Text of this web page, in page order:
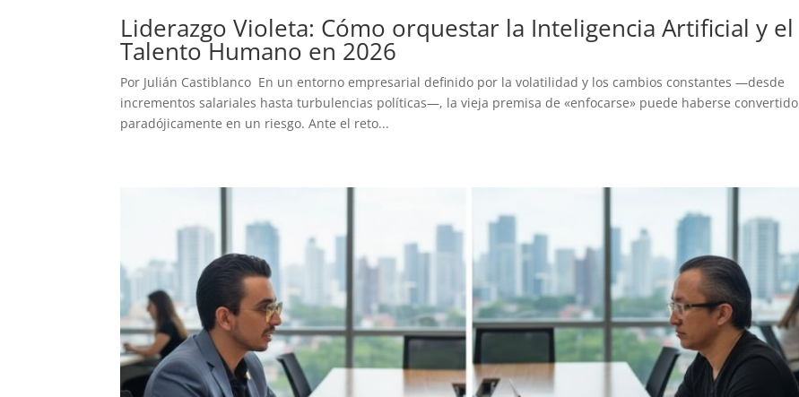
Liderazgo Violeta: Cómo orquestar la Inteligencia Artificial y el
Talento Humano en 2026
Por Julián Castiblanco En un entorno empresarial definido por la volatilidad y los cambios constantes —desde
incrementos salariales hasta turbulencias políticas—, la vieja premisa de «enfocarse» puede haberse convertido
paradójicamente en un riesgo. Ante el reto...